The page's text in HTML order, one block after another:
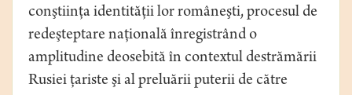
conştiinţa identităţii lor româneşti, procesul de
redeşteptare naţională înregistrând o
amplitudine deosebită în contextul destrămării
Rusiei ţariste şi al preluării puterii de către